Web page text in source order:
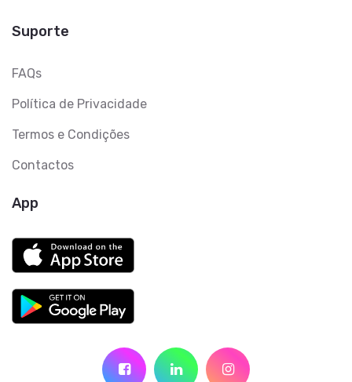
Suporte
FAQs
Política de Privacidade
Termos e Condições
Contactos
App